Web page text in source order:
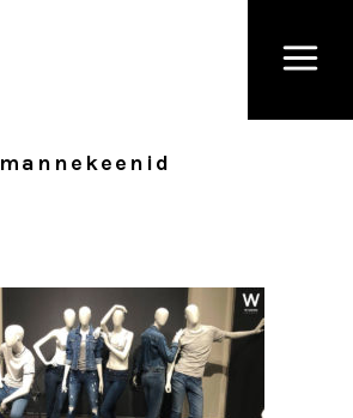
mannekeenid